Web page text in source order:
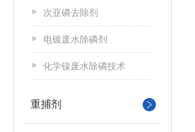
次亚磷去除剂
电镀废水除磷剂
化学镍废水除磷技术
重捕剂